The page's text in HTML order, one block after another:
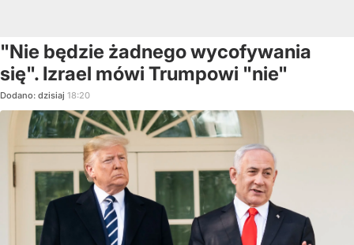
"Nie będzie żadnego wycofywania
się". Izrael mówi Trumpowi "nie"
Dodano: dzisiaj 18:20